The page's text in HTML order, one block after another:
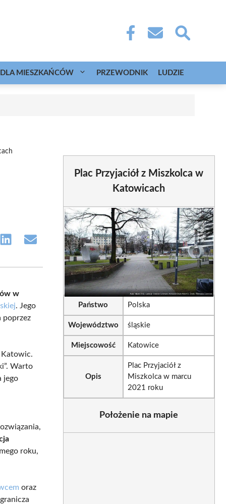
DLA MIESZKAŃCÓW PRZEWODNIK LUDZIE
Share Share
w
. Jego
poprzez
Katowic.
Warto
jego
roku,
oraz
Plac Przyjaciół z Miszkolca w
Katowicach
Państwo Polska
Województwo śląskie
Miejscowość Katowice
Opis
Plac Przyjaciół z
Miszkolca w marcu
2021 roku
Położenie na mapie